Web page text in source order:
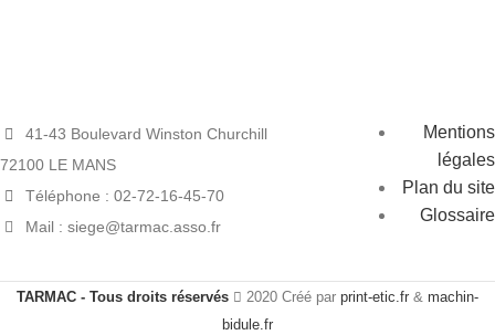
41-43 Boulevard Winston Churchill
72100 LE MANS
Téléphone : 02-72-16-45-70
Mail : siege@tarmac.asso.fr
Mentions
légales
Plan du site
Glossaire
TARMAC - Tous droits réservés 2020 Créé par print-etic.fr & machin-
bidule.fr